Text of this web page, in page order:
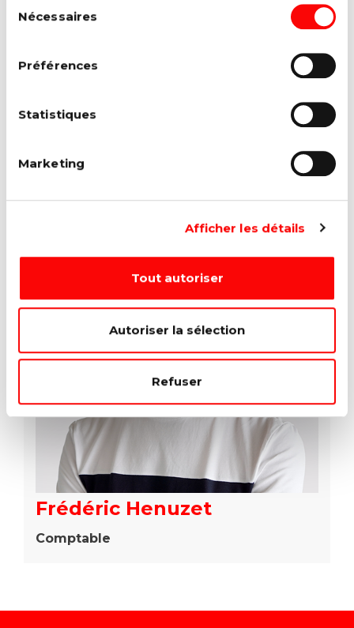
services. Vous pouvez à tout moment modifier
politique
duNécessaires
Préférences
Statistiques
Marketing
Afficher les détails
Tout autoriser
Autoriser la sélection
Refuser
Assistante du Directeur financier
Frédéric Henuzet
Comptable